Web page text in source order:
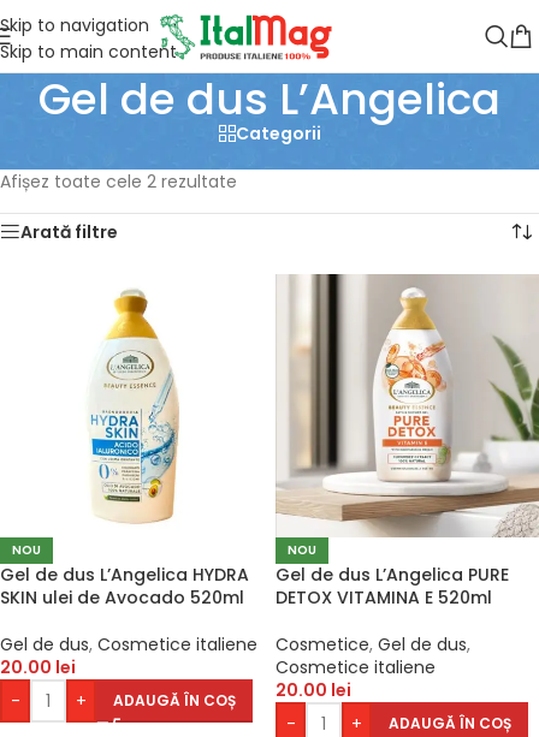
Skip to navigation
Skip to main content
Gel de dus L’Angelica
Categorii
Afișez toate cele 2 rezultate
Arată filtre
NOU
Gel de dus L’Angelica HYDRA
SKIN ulei de Avocado 520ml
Gel de dus, Cosmetice italiene
20.00 lei
-
+ ADAUGĂ ÎN COȘ
NOU
Gel de dus L’Angelica PURE
DETOX VITAMINA E 520ml
Cosmetice, Gel de dus,
Cosmetice italiene
20.00 lei
-
+ ADAUGĂ ÎN COȘ